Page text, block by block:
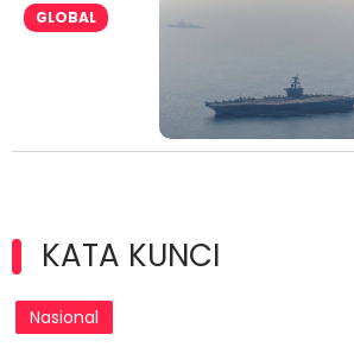
GLOBAL
KATA KUNCI
Nasional